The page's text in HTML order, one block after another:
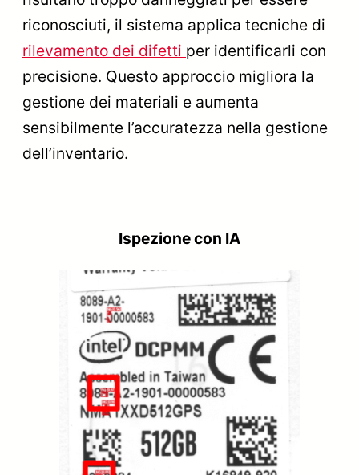
riconosciuti, il sistema applica tecniche di
rilevamento dei difetti per identificarli con
precisione. Questo approccio migliora la
gestione dei materiali e aumenta
sensibilmente l’accuratezza nella gestione
dell’inventario.
Ispezione con IA